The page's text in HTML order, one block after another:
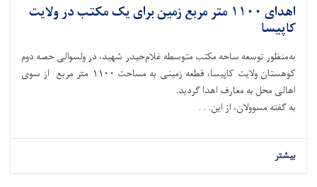
اهدای ۱۱۰۰ متر مربع زمین برای یک مکتب در ولایت
کاپیسا
به‌منظور توسعه ساحه مکتب متوسطه غلام‌حیدر شهید، در ولسوالی حصه دوم
کوهستان ولایت کاپیسا، قطعه زمینی به مساحت ۱۱۰۰ متر مربع از سوی
اهالی محل به معارف اهدا گردید.
به گفته مسوولان، از این. . .
بیشتر